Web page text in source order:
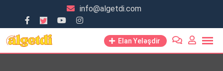
content
info@algetdi.com
Elan Yeləşdir